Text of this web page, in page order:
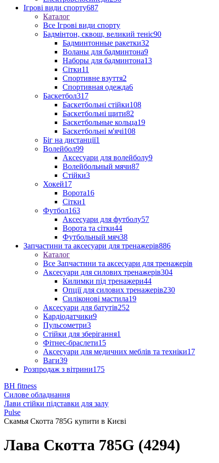
Ігрові види спорту687
Каталог
Все Ігрові види спорту
Бадмінтон, сквош, великий теніс90
Бадминтонные ракетки32
Воланы для бадминтона9
Наборы для бадминтона13
Сітки11
Спортивне взуття2
Спортивная одежда6
Баскетбол317
Баскетбольні стійки108
Баскетбольні щити82
Баскетбольные кольца19
Баскетбольні м'ячі108
Біг на дистанції1
Волейбол99
Аксесуари для волейболу9
Волейбольный мячи87
Стійки3
Хокей17
Ворота16
Сітки1
Футбол163
Аксесуари для футболу57
Ворота та сітки44
Футбольный мяч38
Запчастини та аксесуари для тренажерів886
Каталог
Все Запчастини та аксесуари для тренажерів
Аксесуари для силових тренажерів304
Килимки під тренажери44
Опції для силових тренажерів230
Силіконові мастила19
Аксесуари для батутів252
Кардіодатчики9
Пульсометри3
Стійки для зберігання1
Фітнес-браслети15
Аксесуари для медичних меблів та техніки17
Ваги39
Розпродаж з вітрини175
BH fitness
Силове обладнання
Лави стійки підставки для залу
Pulse
Скамья Скотта 785G купити в Києві
Лава Скотта 785G (4294)